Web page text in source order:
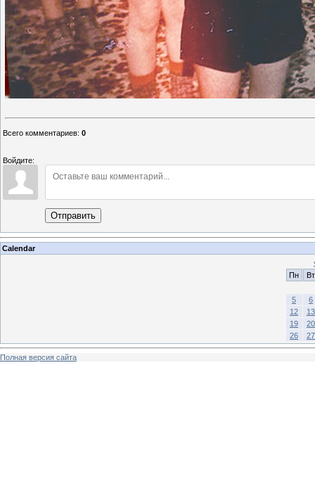
Всего комментариев: 0
Войдите:
Отправить
Calendar
Пн
Вт
5
6
12
13
19
20
26
27
Полная версия сайта